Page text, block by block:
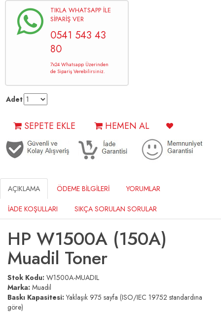
TIKLA WHATSAPP İLE
SİPARİŞ VER
0541 543 43
80
7x24 Whatsapp Üzerinden
de Sipariş Verebilirsiniz.
Adet
SEPETE EKLE HEMEN AL
AÇIKLAMA ÖDEME BİLGİLERİ YORUMLAR
İADE KOŞULLARI SIKÇA SORULAN SORULAR
HP W1500A (150A)
Muadil Toner
Stok Kodu: W1500A-MUADIL
Marka: Muadil
Baskı Kapasitesi:Yaklaşık 975 sayfa (ISO/IEC 19752 standardına
göre)